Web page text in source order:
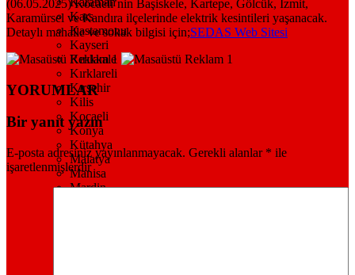
Kars
Kastamonu
Kayseri
Kırıkkale
Kırklareli
Kırşehir
Kilis
Kocaeli
Konya
Kütahya
Malatya
Manisa
Mardin
(06.05.2025) Kocaeli’nin Başiskele, Kartepe, Gölcük, İzmit,
Karamürsel ve Kandıra ilçelerinde elektrik kesintileri yaşanacak.
Detaylı mahalle ve sokak bilgisi için;SEDAS Web Sitesi
YORUMLAR
Bir yanıt yazın
E-posta adresiniz yayınlanmayacak. Gerekli alanlar * ile
işaretlenmişlerdir